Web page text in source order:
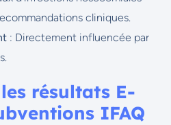
cliniques.
: Directement influencée par
résultats E-
IFAQ